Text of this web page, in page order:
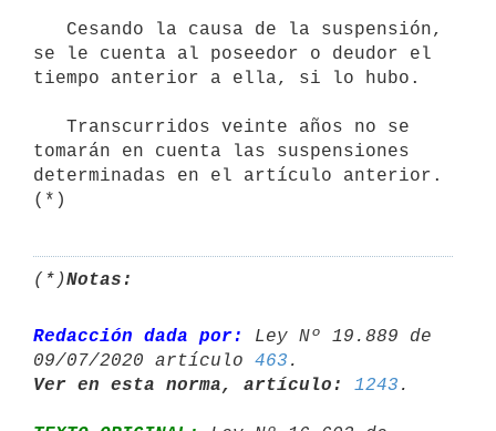
se le cuenta al poseedor o deudor el
tiempo anterior a ella, si lo hubo.
tomarán en cuenta las suspensiones
determinadas en el artículo anterior.
(*)Notas:
Redacción dada por:
Ley Nº 19.889 de
09/07/2020 artículo 463
Ver en esta norma, artículo:
1243